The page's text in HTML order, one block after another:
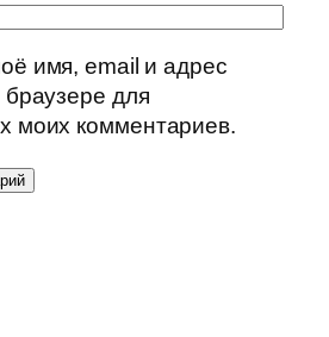
имя, email и адрес
для
моих комментариев.